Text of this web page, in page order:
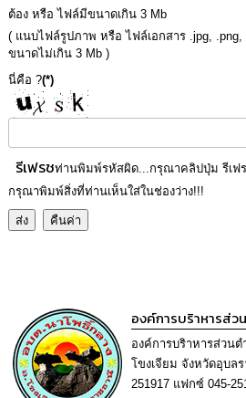
เพื่อ
ป้องกัน
การ
ทุจริต
มาตรการ
ป้องกัน
การ
ทุจริต
การ
ท้อง
ถิ่น
ของ
เรา
ต้อง หรือ ไฟล์มีขนาดเกิน 3 Mb
( แนบไฟล์รูปภาพ หรือ ไฟล์เอกสาร .jpg,
ขนาดไม่เกิน 3 Mb )
นี่คือ ?(*)
รีเฟรชท่านพิมพ์รหัสผิด...กรุณาคลิปปุ่ม รีเฟ
กรุณาพิมพ์สิ่งที่ท่านเห็นใส่ในช่องว่าง!!!
องค์การบริาหารส่ว
องค์การบริาหารส่วน
โขงเจียม จังหวัดอุบล
251917 แฟกซ์ 045-